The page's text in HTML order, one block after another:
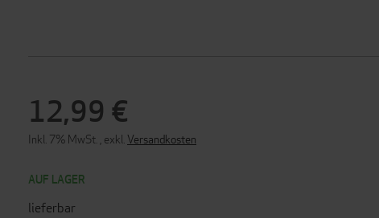
12,99 €
Inkl. 7% MwSt. , exkl. Versandkosten
AUF LAGER
lieferbar